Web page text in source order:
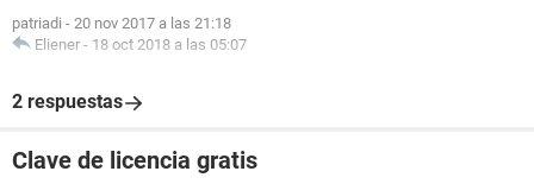
patriadi - 20 nov 2017 a las 21:18
Eliener - 18 oct 2018 a las 05:07
2 respuestas
Clave de licencia gratis